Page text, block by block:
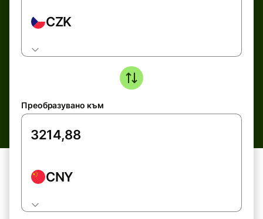
CZK
Преобразувано към
CNY